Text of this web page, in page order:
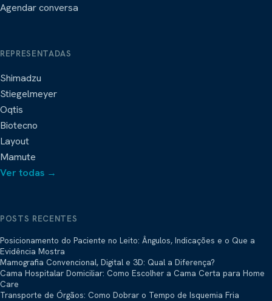
Agendar conversa
REPRESENTADAS
Shimadzu
Stiegelmeyer
Oqtis
Biotecno
Layout
Mamute
Ver todas →
POSTS RECENTES
Posicionamento do Paciente no Leito: Ângulos, Indicações e o Que a
Evidência Mostra
Mamografia Convencional, Digital e 3D: Qual a Diferença?
Cama Hospitalar Domiciliar: Como Escolher a Cama Certa para Home
Care
Transporte de Órgãos: Como Dobrar o Tempo de Isquemia Fria